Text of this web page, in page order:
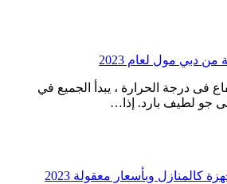
دبي مول لعام 2023
فى درجة الحرارة ، يبدأ الجميع في
جو لطيف بارد. إذا…
وبأسعار معقولة 2023